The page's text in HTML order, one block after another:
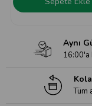
Aynı
16:00'a
Tüm